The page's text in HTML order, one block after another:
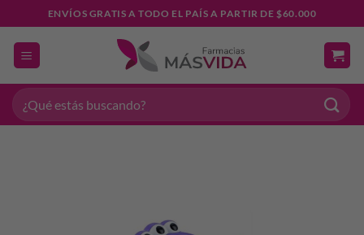
al
contenido
ENVÍOS GRATIS A TODO EL PAÍS A PARTIR DE $60.000
Buscar
por: